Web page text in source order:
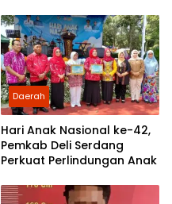
Pengabdian kepada
Rakyat
Daerah
Hari Anak Nasional ke-42,
Pemkab Deli Serdang
Perkuat Perlindungan Anak